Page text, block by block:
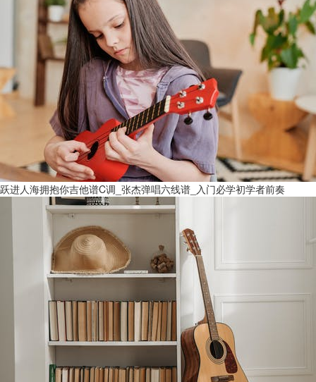
跃进人海拥抱你吉他谱C调_张杰弹唱六线谱_入门必学初学者前奏